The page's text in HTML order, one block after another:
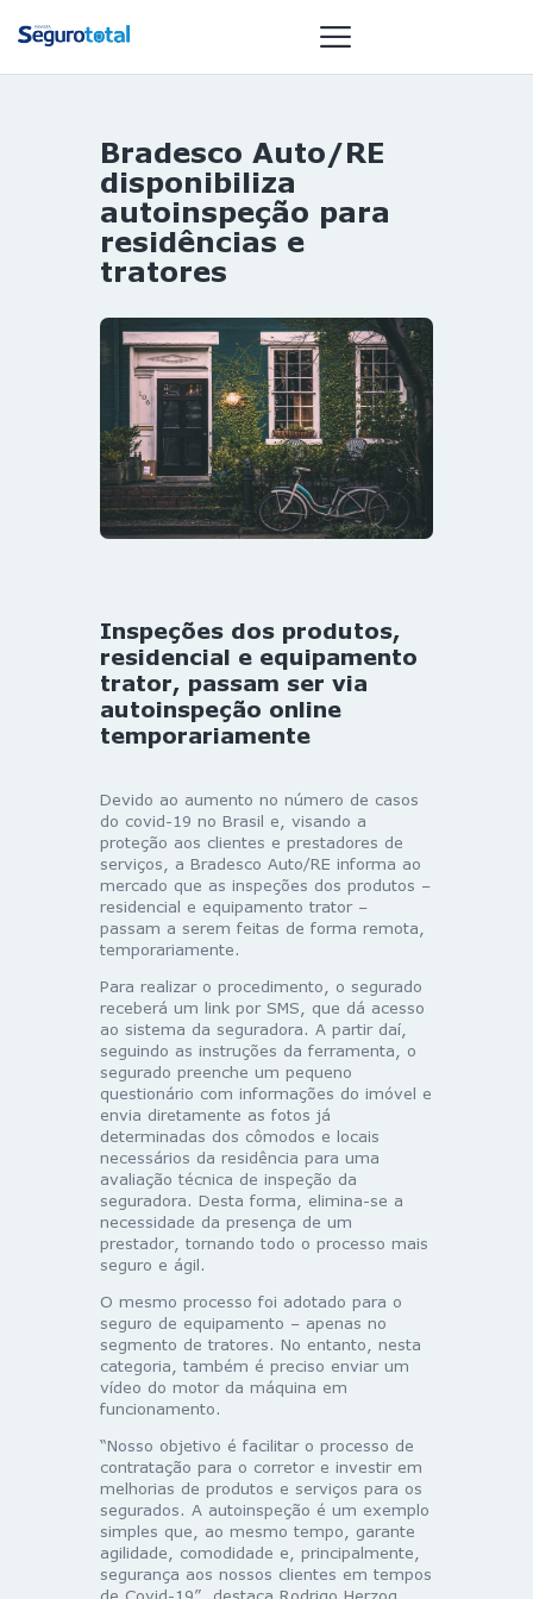
NOTÍCIAS
REVISTA
ESPECIAIS
GAIVOTA DE
ST SUMMIT
MULHERES
GESTORAS
HOMEST
HOME
Bradesco Auto/RE
disponibiliza
autoinspeção para
residências e
tratores
Inspeções dos produtos,
residencial e equipamento
trator, passam ser via
autoinspeção online
temporariamente
Devido ao aumento no número de casos
do covid-19 no Brasil e, visando a
proteção aos clientes e prestadores de
serviços, a Bradesco Auto/RE informa ao
mercado que as inspeções dos produtos –
residencial e equipamento trator –
passam a serem feitas de forma remota,
temporariamente.
Para realizar o procedimento, o segurado
receberá um link por SMS, que dá acesso
ao sistema da seguradora. A partir daí,
seguindo as instruções da ferramenta, o
segurado preenche um pequeno
questionário com informações do imóvel e
envia diretamente as fotos já
determinadas dos cômodos e locais
necessários da residência para uma
avaliação técnica de inspeção da
seguradora. Desta forma, elimina-se a
necessidade da presença de um
prestador, tornando todo o processo mais
seguro e ágil.
O mesmo processo foi adotado para o
seguro de equipamento – apenas no
segmento de tratores. No entanto, nesta
categoria, também é preciso enviar um
vídeo do motor da máquina em
funcionamento.
“Nosso objetivo é facilitar o processo de
contratação para o corretor e investir em
melhorias de produtos e serviços para os
segurados. A autoinspeção é um exemplo
simples que, ao mesmo tempo, garante
agilidade, comodidade e, principalmente,
segurança aos nossos clientes em tempos